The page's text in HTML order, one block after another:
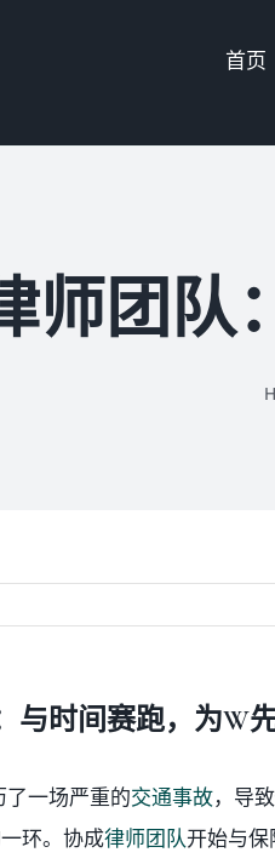
首页
师团队
与时间赛跑，为W
一场严重的交通事故，导
环。协成律师团队开始与